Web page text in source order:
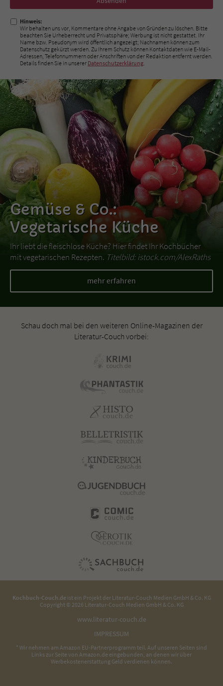
ausfüllen!
Hinweis:
Wir behalten uns vor, Kommentare ohne Angabe von Gründen zu löschen. Bitte
beachten Sie Urheberrecht und Privatsphäre; Werbung ist nicht gestattet. Ihr
Name bzw. Pseudonym wird öffentlich angezeigt; Nachnamen können zum
Datenschutz gekürzt werden. Zu Ihrem Schutz können Kontaktdaten wie E-Mail-
Adressen, Telefonnummern oder Anschriften von der Redaktion entfernt werden.
Details finden Sie in unserer Datenschutzerklärung.
Gemüse & Co.:
Vegetarische Küche
Ihr liebt die fleischlose Küche? Hier findet Ihr Kochbücher
mit vegetarischen Rezepten. Titelbild: istock.com/AlexRaths
mehr erfahren
Schau doch mal bei den weiteren Online-Magazinen der
Literatur-Couch vorbei:
Kochbuch-Couch.deist ein Projekt der Literatur-Couch Medien GmbH & Co. KG
Copyright © 2026 Literatur-Couch Medien GmbH & Co. KG
www.literatur-couch.de
IMPRESSUM
* Wir nehmen am Amazon EU-Partnerprogramm teil. Auf unseren Seiten sind
Links zur Seite von Amazon.de eingebunden, an denen wir über
Werbekostenerstattung Geld verdienen können.